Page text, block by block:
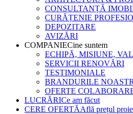
CONSULTANȚĂ
CURĂȚENIE
DEPOZITARE
AVIZĂRI
COMPANIECine suntem
ECHIPĂ, MISIUNE,
SERVICII RENOVĂRI
TESTIMONIALE
BRANDURILE
OFERTE
LUCRĂRICe am făcut
CERE OFERTĂAflă prețul